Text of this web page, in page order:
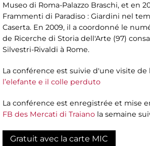
Museo di Roma-Palazzo Braschi, et en
Frammenti di Paradiso : Giardini nel
Caserta. En 2009, il a coordonné le
de Ricerche di Storia dell'Arte (97)
Silvestri-Rivaldi à Rome.
La conférence est suivie d'une visite de
l’elefante e il colle perduto
La conférence est enregistrée et mise
FB des Mercati di Traiano la semaine
Gratuit avec la carte MIC